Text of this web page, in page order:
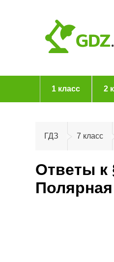
1 класс 2
ГДЗ 7 класс
Ответы к